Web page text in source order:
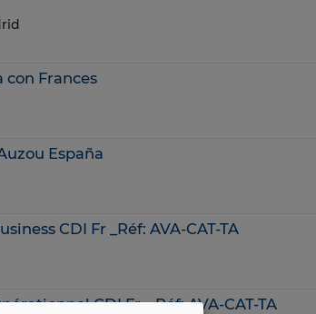
con Frances
España
CDI Fr _Réf: AVA-CAT-TA
CDI Fr _ Réf: AVA-CAT-TA